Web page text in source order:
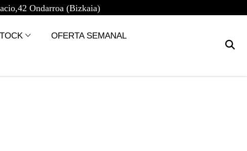
Ondarroa (Bizkaia)
OFERTA SEMANAL